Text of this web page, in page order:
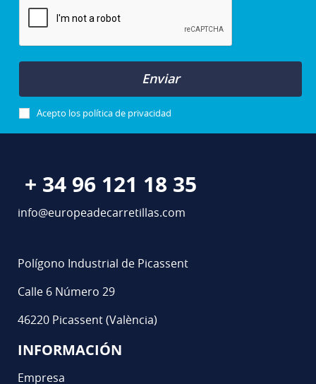
Enviar
Acepto los política de privacidad
+ 34 96 121 18 35
info@europeadecarretillas.com
Polígono Industrial de Picassent
Calle 6 Número 29
46220 Picassent (València)
INFORMACIÓN
Empresa